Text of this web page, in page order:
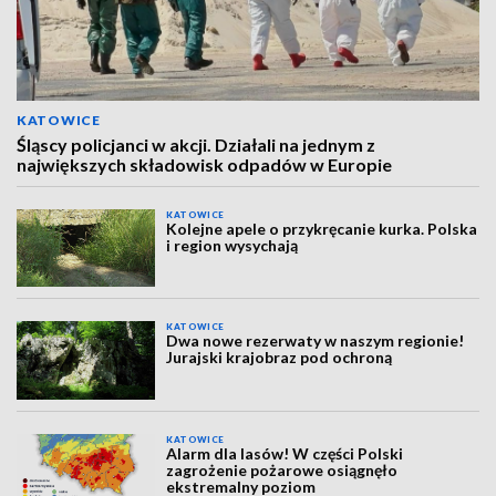
KATOWICE
Śląscy policjanci w akcji. Działali na jednym z
największych składowisk odpadów w Europie
KATOWICE
Kolejne apele o przykręcanie kurka. Polska
i region wysychają
KATOWICE
Dwa nowe rezerwaty w naszym regionie!
Jurajski krajobraz pod ochroną
KATOWICE
Alarm dla lasów! W części Polski
zagrożenie pożarowe osiągnęło
ekstremalny poziom